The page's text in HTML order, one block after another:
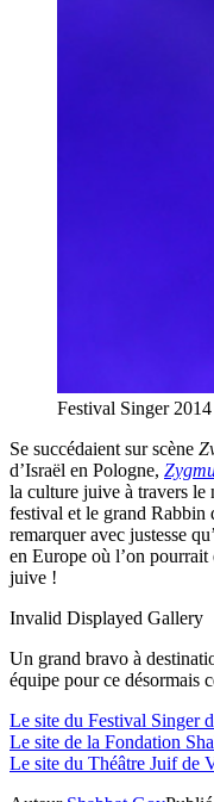
Festival Singer
Se succédaient sur scène
d’Israël en Pologne,
la culture juive à travers le
festival et le grand Rabbin
remarquer avec justesse
en Europe où l’on
juive !
Invalid Displayed Gallery
Un grand bravo à
équipe pour ce désormais
Le site du Festival Singer
Le site de la Fondation
Le site du Théâtre Juif de